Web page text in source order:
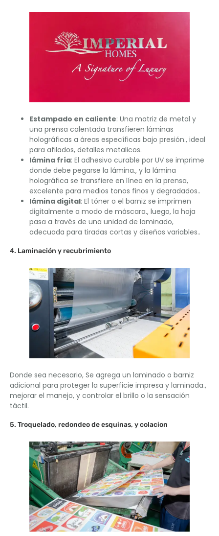
Estampado en caliente: Una matriz de metal y
una prensa calentada transfieren láminas
holográficas a áreas específicas bajo presión., ideal
para afilados, detalles metalicos.
lámina fría: El adhesivo curable por UV se imprime
donde debe pegarse la lámina., y la lámina
holográfica se transfiere en línea en la prensa,
excelente para medios tonos finos y degradados..
lámina digital: El tóner o el barniz se imprimen
digitalmente a modo de máscara., luego, la hoja
pasa a través de una unidad de laminado,
adecuada para tiradas cortas y diseños variables..
4. Laminación y recubrimiento
Donde sea necesario, Se agrega un laminado o barniz
adicional para proteger la superficie impresa y laminada.,
mejorar el manejo, y controlar el brillo o la sensación
táctil.
5. Troquelado, redondeo de esquinas, y colacion